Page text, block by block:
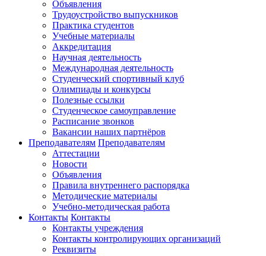
Объявления
Трудоустройство выпускников
Практика студентов
Учебные материалы
Аккредитация
Научная деятельность
Международная деятельность
Студенческий спортивный клуб
Олимпиады и конкурсы
Полезные ссылки
Студенческое самоуправление
Расписание звонков
Вакансии наших партнёров
Преподавателям Преподавателям
Аттестации
Новости
Объявления
Правила внутреннего распорядка
Методические материалы
Учебно-методическая работа
Контакты Контакты
Контакты учреждения
Контакты контролирующих организаций
Реквизиты